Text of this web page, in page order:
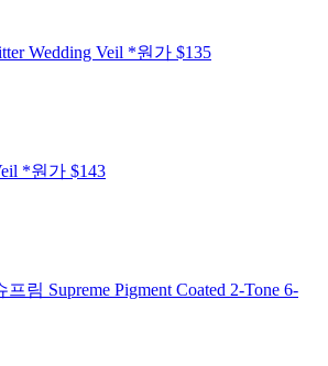
Wedding Veil *원가 $135
*원가 $143
림 Supreme Pigment Coated 2-Tone 6-